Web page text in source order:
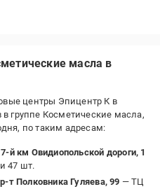
масла в
центры Эпицентр К в
в группе Косметические масла,
по таким адресам:
й км Овидиопольской дороги, 1
47 шт.
т Полковника Гуляева, 99 — ТЦ